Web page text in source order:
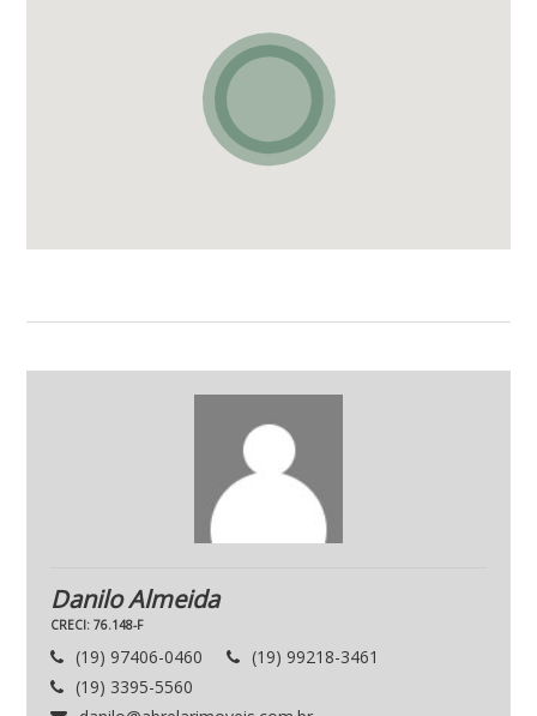
Danilo Almeida
CRECI: 76.148-F
(19) 97406-0460
(19) 99218-3461
(19) 3395-5560